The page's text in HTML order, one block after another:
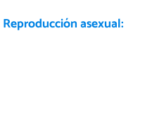
Reproducción asexual: